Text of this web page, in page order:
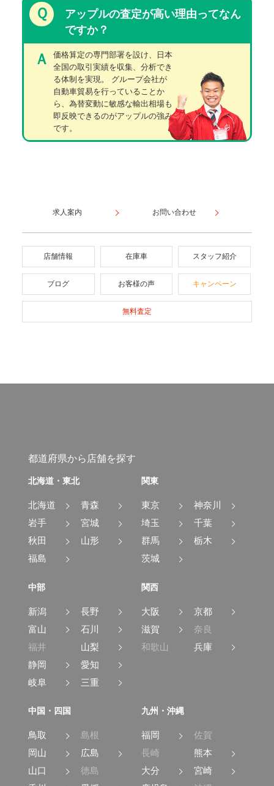
Ｑ
アップルの査定が高い理由ってなん
ですか？
Ａ
価格算定の専門部署を設け、日本
全国の取引実績を収集、分析でき
る体制を実現。 グループ会社が
自動車貿易を行っていることか
ら、為替変動に敏感な輸出相場も
即反映できるのがアップルの強み
です。
求人案内 お問い合わせ
店舗情報 在庫車 スタッフ紹介
ブログ お客様の声 キャンペーン
無料査定
都道府県から店舗を探す
北海道・東北
北海道
青森
岩手
宮城
秋田
山形
福島
関東
東京
神奈川
埼玉
千葉
群馬
栃木
茨城
中部
新潟
長野
富山
石川
福井
山梨
静岡
愛知
岐阜
三重
関西
大阪
京都
滋賀
奈良
和歌山
兵庫
中国・四国
鳥取
島根
岡山
広島
山口
徳島
九州・沖縄
福岡
佐賀
長崎
熊本
大分
宮崎